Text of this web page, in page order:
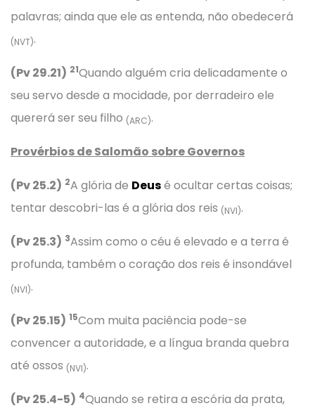
palavras; ainda que ele as entenda, não obedecerá
(NVT).
(Pv 29.21) 21Quando alguém cria delicadamente o
seu servo desde a mocidade, por derradeiro ele
quererá ser seu filho (ARC).
Provérbiosde Salomão sobre Governos
(Pv 25.2) 2A glória de Deusé ocultar certas coisas;
tentar descobri-las é a glória dos reis (NVI).
(Pv 25.3) 3Assim como o céu é elevado e a terra é
profunda, também o coração dos reis é insondável
(NVI).
(Pv 25.15) 15Com muita paciência pode-se
convencer a autoridade, e a língua branda quebra
até ossos (NVI).
(Pv 25.4-5) 4Quando se retira a escória da prata,